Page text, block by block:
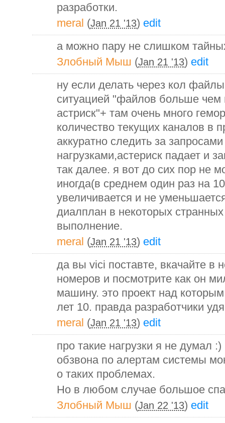
разработки.
meral (Jan 21 '13) edit
а можно пару не слишком
Злобный Мыш (Jan 21 '13) edit
ну если делать через кол
ситуацией "файлов больше чем
астриск"+ там очень много
количество текущих каналов в
аккуратно следить за
нагрузками,астериск падает и
так далее. я вот до сих пор не
иногда(в среднем один раз на
увеличивается и не
диалплан в некоторых
выполнение.
meral (Jan 21 '13) edit
да вы vici поставте, вкачайте в
номеров и посмотрите как он
машину. это проект над
лет 10. правда разработчики
meral (Jan 21 '13) edit
про такие нагрузки я не думал
обзвона по алертам системы
о таких проблемах.
Но в любом случае большое
Злобный Мыш (Jan 22 '13) edit